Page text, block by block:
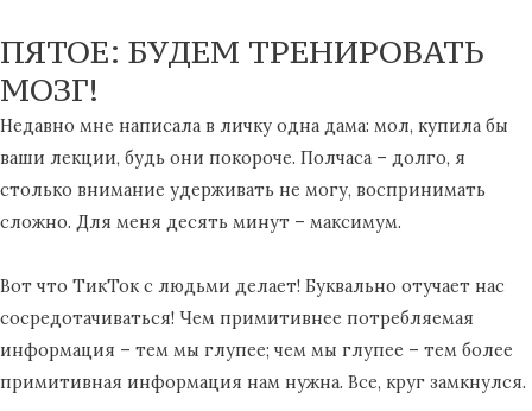
ПЯТОЕ: БУДЕМ ТРЕНИРОВАТЬ
МОЗГ!
Недавно мне написала в личку одна дама: мол, купила бы
ваши лекции, будь они покороче. Полчаса – долго, я
столько внимание удерживать не могу, воспринимать
сложно. Для меня десять минут – максимум.
Вот что ТикТок с людьми делает! Буквально отучает нас
сосредотачиваться! Чем примитивнее потребляемая
информация – тем мы глупее; чем мы глупее – тем более
примитивная информация нам нужна. Все, круг замкнулся.